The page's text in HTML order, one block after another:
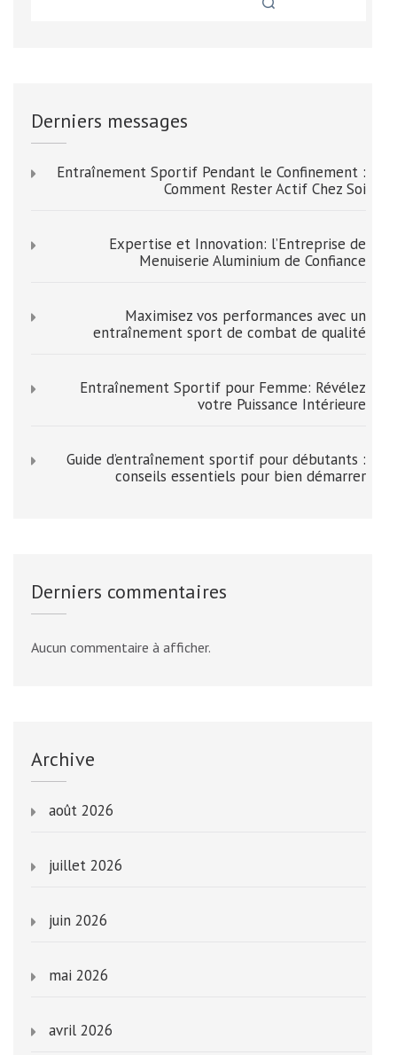
Derniers messages
Entraînement Sportif Pendant le Confinement :
Comment Rester Actif Chez Soi
Expertise et Innovation: l’Entreprise de
Menuiserie Aluminium de Confiance
Maximisez vos performances avec un
entraînement sport de combat de qualité
Entraînement Sportif pour Femme: Révélez
votre Puissance Intérieure
Guide d’entraînement sportif pour débutants :
conseils essentiels pour bien démarrer
Derniers commentaires
Aucun commentaire à afficher.
Archive
août 2026
juillet 2026
juin 2026
mai 2026
avril 2026